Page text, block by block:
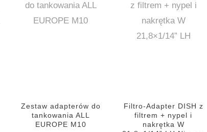
Zestaw adapterów do
tankowania ALL
EUROPE M10
Filtro-Adapter DISH z
filtrem + nypel i
nakrętka W